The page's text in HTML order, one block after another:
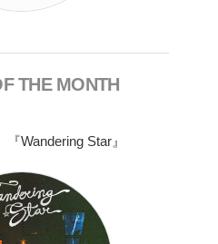
THE MONTH
Wandering Star』